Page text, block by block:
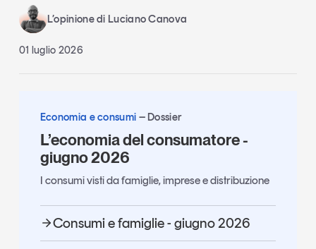
L’opinione di Luciano Canova
01 luglio 2026
Economia e consumi Dossier
L’economia del consumatore -
giugno 2026
I consumi visti da famiglie, imprese e distribuzione
Consumi e famiglie - giugno 2026